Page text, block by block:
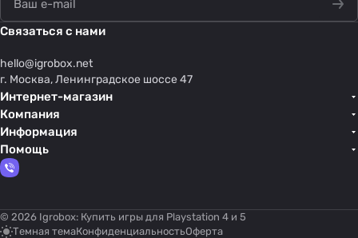
Связаться с нами
hello@igrobox.net
г. Москва, Ленинградское шоссе 47
Интернет-магазин
Компания
Информация
Помощь
© 2026 Igrobox: Купить игры для Playstation 4 и 5
Темная темаКонфиденциальностьОферта